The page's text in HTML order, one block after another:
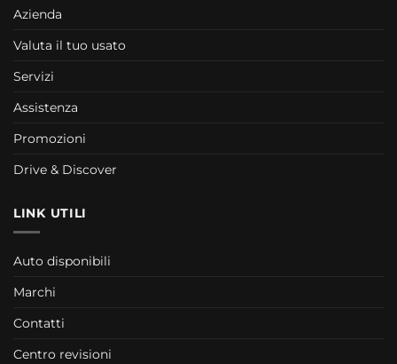
Azienda
Valuta il tuo usato
Servizi
Assistenza
Promozioni
Drive & Discover
LINK UTILI
Auto disponibili
Marchi
Contatti
Centro revisioni